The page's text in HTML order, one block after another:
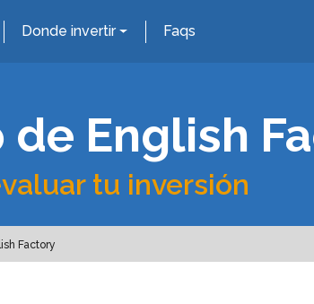
Donde invertir Faqs
English
tu inversión
Factory